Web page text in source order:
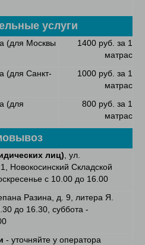
услуги
(для Москвы
1400 руб. за 1
матрас
(для Санкт-
1000 руб. за 1
матрас
(для
800 руб. за 1
матрас
лиц) , ул.
Новокосинский Складской
с 10.00 до 16.00
Разина, д. 9, литера Я.
до 16.30, суббота -
- уточняйте у оператора